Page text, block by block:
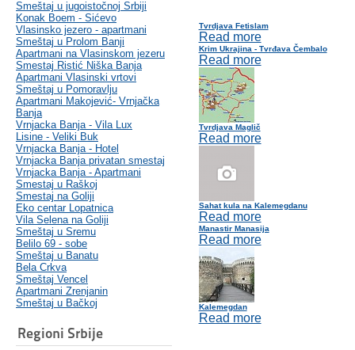
Smeštaj u jugoistočnoj Srbiji
Konak Boem - Sićevo
Vlasinsko jezero - apartmani
Smeštaj u Prolom Banji
Apartmani na Vlasinskom jezeru
Smestaj Ristić Niška Banja
Apartmani Vlasinski vrtovi
Smeštaj u Pomoravlju
Apartmani Makojević- Vrnjačka
Banja
Vrnjacka Banja - Vila Lux
Lisine - Veliki Buk
Vrnjacka Banja - Hotel
Vrnjacka Banja privatan smestaj
Vrnjacka Banja - Apartmani
Smestaj u Raškoj
Smestaj na Goliji
Eko centar Lopatnica
Vila Selena na Goliji
Smeštaj u Sremu
Belilo 69 - sobe
Smeštaj u Banatu
Bela Crkva
Smeštaj Vencel
Apartmani Zrenjanin
Smeštaj u Bačkoj
Regioni Srbije
Tvrdjava Fetislam
Read more
Krim Ukrajina - Tvrđava Čembalo
Read more
Tvrdjava Maglič
Read more
Sahat kula na Kalemegdanu
Read more
Manastir Manasija
Read more
Kalemegdan
Read more